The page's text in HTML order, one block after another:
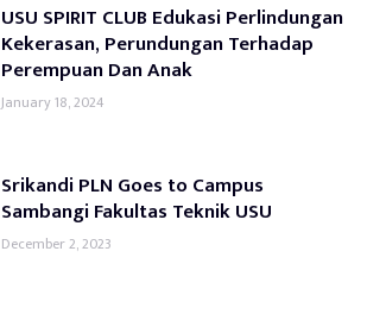
USU SPIRIT CLUB Edukasi Perlindungan
Kekerasan, Perundungan Terhadap
Perempuan Dan Anak
January 18, 2024
Srikandi PLN Goes to Campus
Sambangi Fakultas Teknik USU
December 2, 2023